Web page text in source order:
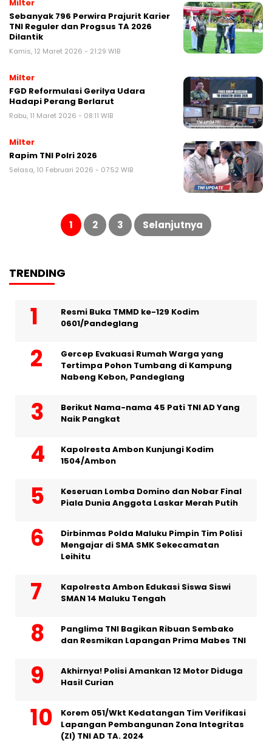
Milter
Sebanyak 796 Perwira Prajurit Karier
TNI Reguler dan Progsus TA 2026
Dilantik
Kamis, 12 Maret 2026 - 21:29 WIB
Milter
FGD Reformulasi Gerilya Udara
Hadapi Perang Berlarut
Rabu, 11 Maret 2026 - 08:11 WIB
Milter
Rapim TNI Polri 2026
Selasa, 10 Februari 2026 - 07:52 WIB
Paginasi
1 2 3 Selanjutnya
TRENDING
Resmi Buka TMMD ke-129 Kodim
0601/Pandeglang
Gercep Evakuasi Rumah Warga yang
Tertimpa Pohon Tumbang di Kampung
Nabeng Kebon, Pandeglang
Berikut Nama-nama 45 Pati TNI AD Yang
Naik Pangkat
Kapolresta Ambon Kunjungi Kodim
1504/Ambon
Keseruan Lomba Domino dan Nobar Final
Piala Dunia Anggota Laskar Merah Putih
Dirbinmas Polda Maluku Pimpin Tim Polisi
Mengajar di SMA SMK Sekecamatan
Leihitu
Kapolresta Ambon Edukasi Siswa Siswi
SMAN 14 Maluku Tengah
Panglima TNI Bagikan Ribuan Sembako
dan Resmikan Lapangan Prima Mabes TNI
Akhirnya! Polisi Amankan 12 Motor Diduga
Hasil Curian
Korem 051/Wkt Kedatangan Tim Verifikasi
Lapangan Pembangunan Zona Integritas
(ZI) TNI AD TA. 2024